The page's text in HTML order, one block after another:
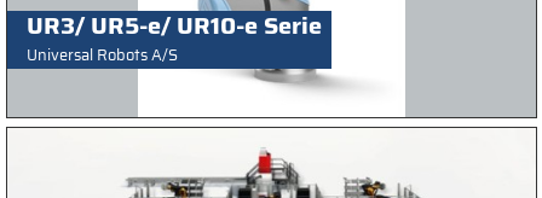
UR3/ UR5-e/ UR10-e Serie
Universal Robots A/S